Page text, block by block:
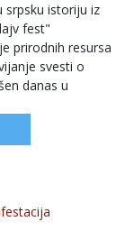
srpsku istoriju iz
fest"
prirodnih resursa
svesti o
danas u